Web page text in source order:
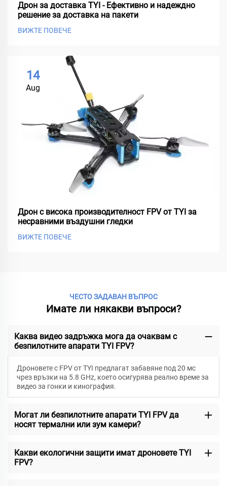
Дрон за доставка TYI - Ефективно и надеждно
решение за доставка на пакети
ВИЖТЕ ПОВЕЧЕ
14
Aug
Дрон с висока производителност FPV от TYI за
несравними въздушни гледки
ВИЖТЕ ПОВЕЧЕ
ЧЕСТО ЗАДАВАН ВЪПРОС
Имате ли някакви въпроси?
Каква видео задръжка мога да очаквам с
безпилотните апарати TYI FPV?
Дроновете с FPV от TYI предлагат забавяне под 20 мс
чрез връзки на 5.8 GHz, което осигурява реално време за
видео за гонки и кинография.
Могат ли безпилотните апарати TYI FPV да
носят термални или зум камери?
Какви екологични защити имат дроновете TYI
FPV?